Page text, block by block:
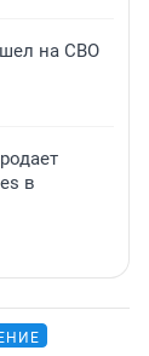
на СВО
в